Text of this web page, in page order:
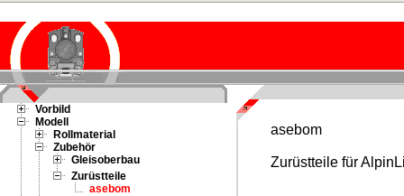
Vorbild
Modell
Rollmaterial
Zubehör
Gleisoberbau
Zurüstteile
asebom
asebom
Zurüstteile für